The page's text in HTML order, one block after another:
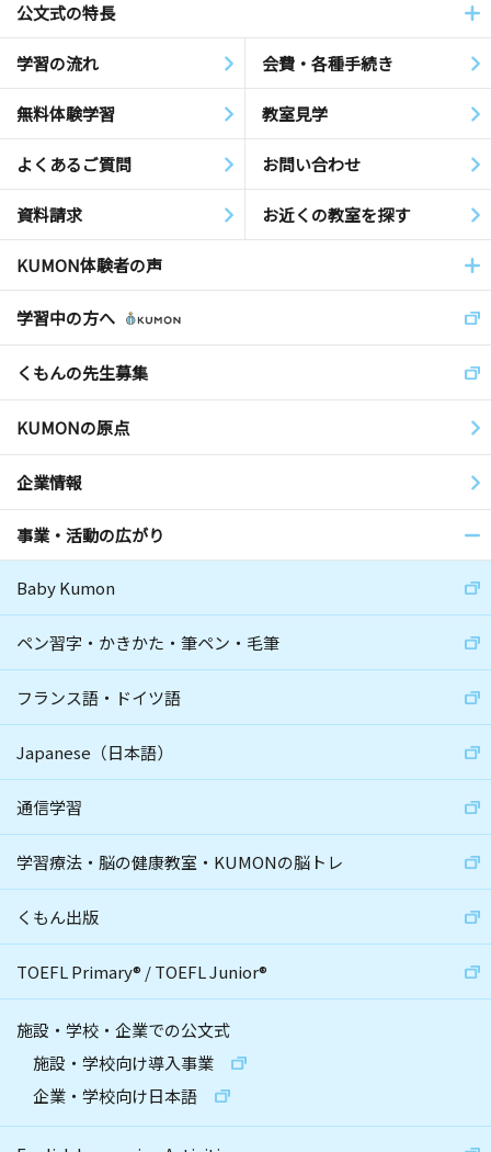
公文式の特長
学習の流れ 会費・各種手続き
無料体験学習 教室見学
よくあるご質問 お問い合わせ
資料請求 お近くの教室を探す
KUMON体験者の声
学習中の方へ
くもんの先生募集
KUMONの原点
企業情報
事業・活動の広がり
Baby Kumon
ペン習字・かきかた・筆ペン・毛筆
フランス語・ドイツ語
Japanese（日本語）
通信学習
学習療法・脳の健康教室・KUMONの脳トレ
くもん出版
TOEFL Primary® /TOEFL Junior®
施設・学校・企業での公文式
施設・学校向け導入事業
企業・学校向け日本語